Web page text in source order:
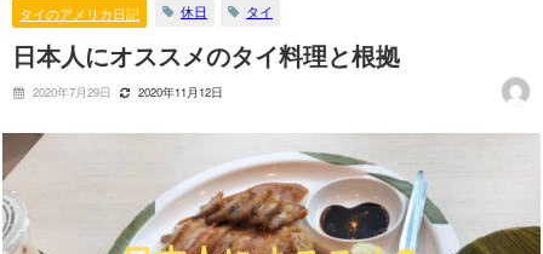
タイのアメリカ日記 休日 タイ
日本人にオススメのタイ料理と根拠
2020年7月29日 2020年11月12日